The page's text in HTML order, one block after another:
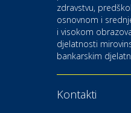
CIAK Auto
Kultura i edukacija
Kazalište
Moda i ljepota
zdravstvu,
osnovnom i
i visokom
djelatnosti
bankarskim
Kontakti